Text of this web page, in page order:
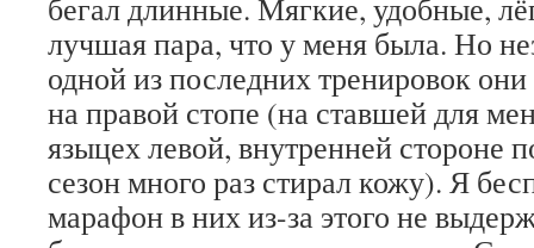
лучшая пара, что у меня была. Но
одной из последних тренировок
на правой стопе (на ставшей для
языцех левой, внутренней стороне
сезон много раз стирал кожу). Я
марафон в них из-за этого не